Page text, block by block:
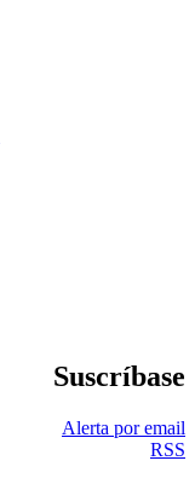
Suscríbase
Alerta por email
RSS